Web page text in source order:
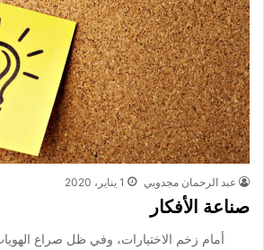
عبد الرحمان مجدوبي 1 يناير، 2020
صناعة الأفكار
أمام زخم الاختيارات، وفي ظل صراع